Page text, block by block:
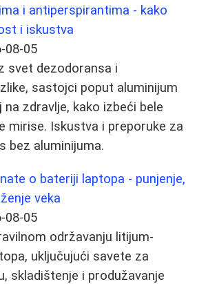
i antiperspirantima - kako
i iskustva
08-05
svet dezodoransa i
sastojci poput aluminijum
zdravlje, kako izbeći bele
mirise. Iskustva i preporuke za
bez aluminijuma.
o bateriji laptopa - punjenje,
veka
08-05
održavanju litijum-
uključujući savete za
skladištenje i produžavanje